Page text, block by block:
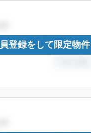
登録をして限定物